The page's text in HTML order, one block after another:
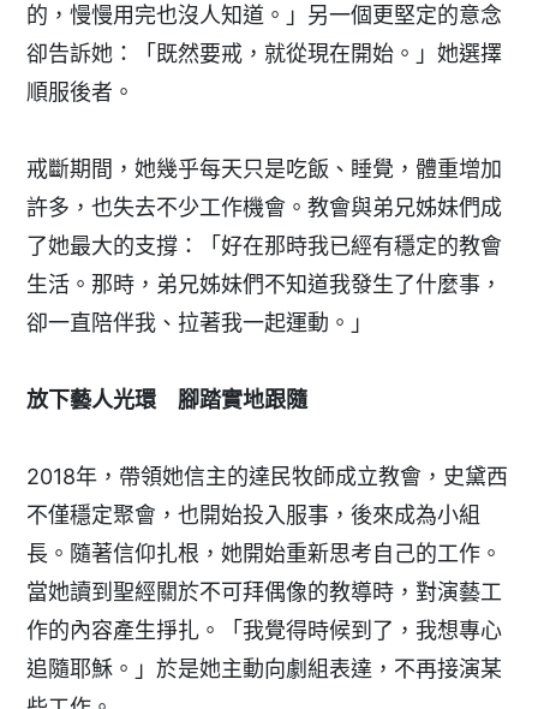
的，慢慢用完也沒人知道。」另一個更堅定的意念
卻告訴她：「既然要戒，就從現在開始。」她選擇
順服後者。
戒斷期間，她幾乎每天只是吃飯、睡覺，體重增加
許多，也失去不少工作機會。教會與弟兄姊妹們成
了她最大的支撐：「好在那時我已經有穩定的教會
生活。那時，弟兄姊妹們不知道我發生了什麼事，
卻一直陪伴我、拉著我一起運動。」
放下藝人光環 腳踏實地跟隨
2018年，帶領她信主的達民牧師成立教會，史黛西
不僅穩定聚會，也開始投入服事，後來成為小組
長。隨著信仰扎根，她開始重新思考自己的工作。
當她讀到聖經關於不可拜偶像的教導時，對演藝工
作的內容產生掙扎。「我覺得時候到了，我想專心
追隨耶穌。」於是她主動向劇組表達，不再接演某